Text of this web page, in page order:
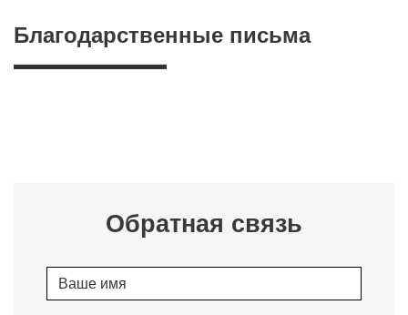
Благодарственные письма
Обратная связь